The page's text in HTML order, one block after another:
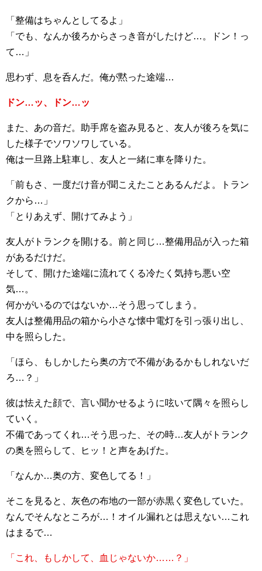
「整備はちゃんとしてるよ」
「でも、なんか後ろからさっき音がしたけど…。ドン！っ
て…」
思わず、息を呑んだ。俺が黙った途端…
ドン…ッ、ドン…ッ
また、あの音だ。助手席を盗み見ると、友人が後ろを気に
した様子でソワソワしている。
俺は一旦路上駐車し、友人と一緒に車を降りた。
「前もさ、一度だけ音が聞こえたことあるんだよ。トラン
クから…」
「とりあえず、開けてみよう」
友人がトランクを開ける。前と同じ…整備用品が入った箱
があるだけだ。
そして、開けた途端に流れてくる冷たく気持ち悪い空
気…。
何かがいるのではないか…そう思ってしまう。
友人は整備用品の箱から小さな懐中電灯を引っ張り出し、
中を照らした。
「ほら、もしかしたら奥の方で不備があるかもしれないだ
ろ…？」
彼は怯えた顔で、言い聞かせるように呟いて隅々を照らし
ていく。
不備であってくれ…そう思った、その時…友人がトランク
の奥を照らして、ヒッ！と声をあげた。
「なんか…奥の方、変色してる！」
そこを見ると、灰色の布地の一部が赤黒く変色していた。
なんでそんなところが…！オイル漏れとは思えない…これ
はまるで…
「これ、もしかして、血じゃないか……？」